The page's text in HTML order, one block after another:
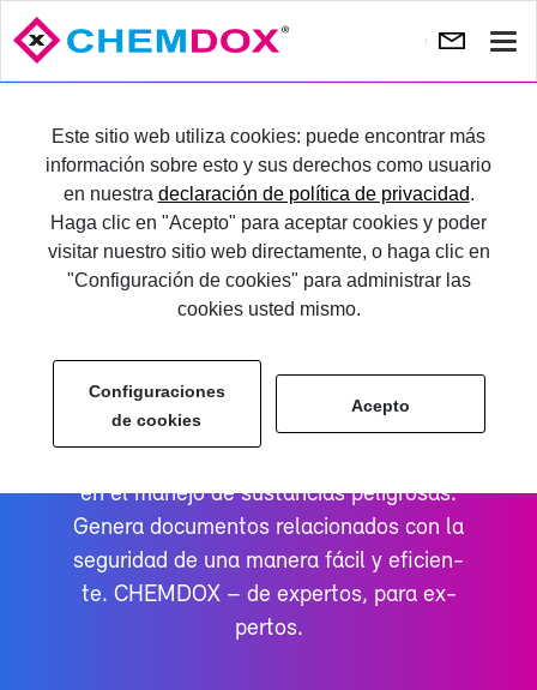
Este sitio web utiliza cookies: puede encontrar más
información sobre esto y sus derechos como usuario
en nuestra declaración de política de privacidad.
Haga clic en "Acepto" para aceptar cookies y poder
visitar nuestro sitio web directamente, o haga clic en
"Configuración de cookies" para administrar las
cookies usted mismo.
Configuraciones
de cookies
Acepto
IN­GRE­SE
CHEM­DOX
en el ma­ne­jo de sus­tan­cias pe­li­gro­sas.
Ge­ne­ra do­cu­men­tos re­la­cio­na­dos con la
se­gu­ri­dad de una ma­ne­ra fá­cil y efi­cien­
te. CHEM­DOX – de ex­per­tos, pa­ra ex­
per­tos.